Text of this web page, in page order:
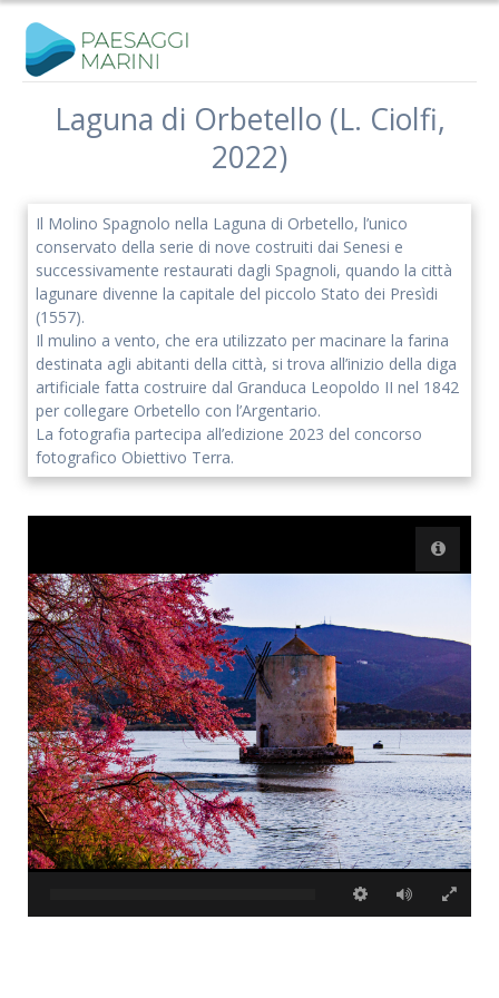
Iscriviti alla nostra newsletter
nostro progetto di ricerca.
Salta
Laguna di Orbetello (L. Ciolfi,
2022)
Il Molino Spagnolo nella Laguna di Orbetello, l’unico
conservato della serie di nove costruiti dai Senesi e
successivamente restaurati dagli Spagnoli, quando la città
lagunare divenne la capitale del piccolo Stato dei Presìdi
(1557).
Il mulino a vento, che era utilizzato per macinare la farina
destinata agli abitanti della città, si trova all’inizio della diga
artificiale fatta costruire dal Granduca Leopoldo II nel 1842
per collegare Orbetello con l’Argentario.
La fotografia partecipa all’edizione 2023 del concorso
fotografico Obiettivo Terra.